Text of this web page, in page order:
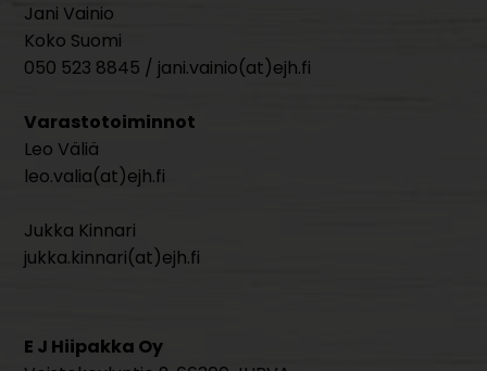
Jani Vainio
Koko Suomi
050 523 8845 / jani.vainio(at)ejh.fi
Varastotoiminnot
Leo Väliä
leo.valia(at)ejh.fi
Jukka Kinnari
jukka.kinnari(at)ejh.fi
E J Hiipakka Oy